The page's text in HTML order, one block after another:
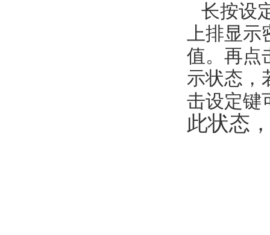
长按设
上排显示
值。再点
示状态，
击设定键
此状态